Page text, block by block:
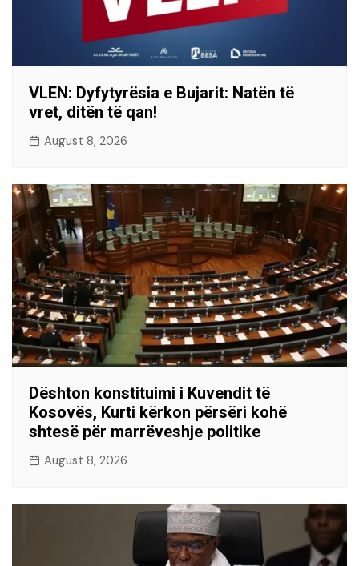
VLEN: Dyfytyrësia e Bujarit: Natën të
vret, ditën të qan!
August 8, 2026
Dështon konstituimi i Kuvendit të
Kosovës, Kurti kërkon përsëri kohë
shtesë për marrëveshje politike
August 8, 2026